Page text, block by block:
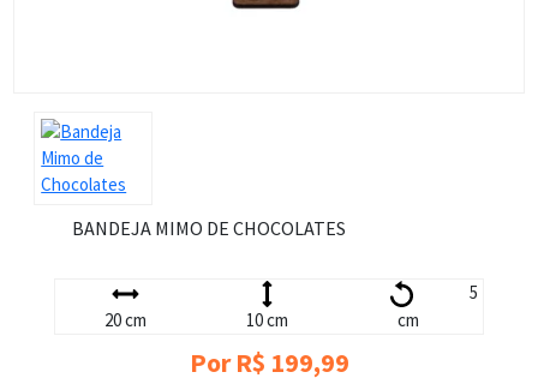
BANDEJA MIMO DE CHOCOLATES
20 cm 10 cm
5
cm
Por R$ 199,99